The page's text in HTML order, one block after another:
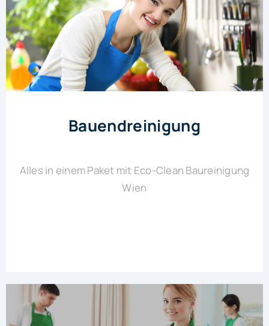
Bauendreinigung
Alles in einem Paket mit Eco-Clean Baureinigung
Wien